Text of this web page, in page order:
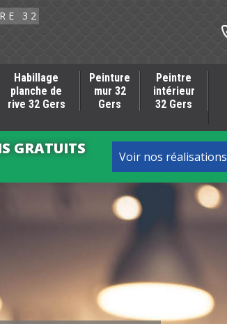
Habillage
planche de
rive 32 Gers
Peinture
mur 32
Gers
Peintre
intérieur
32 Gers
GRATUITS
Voir nos réalisations